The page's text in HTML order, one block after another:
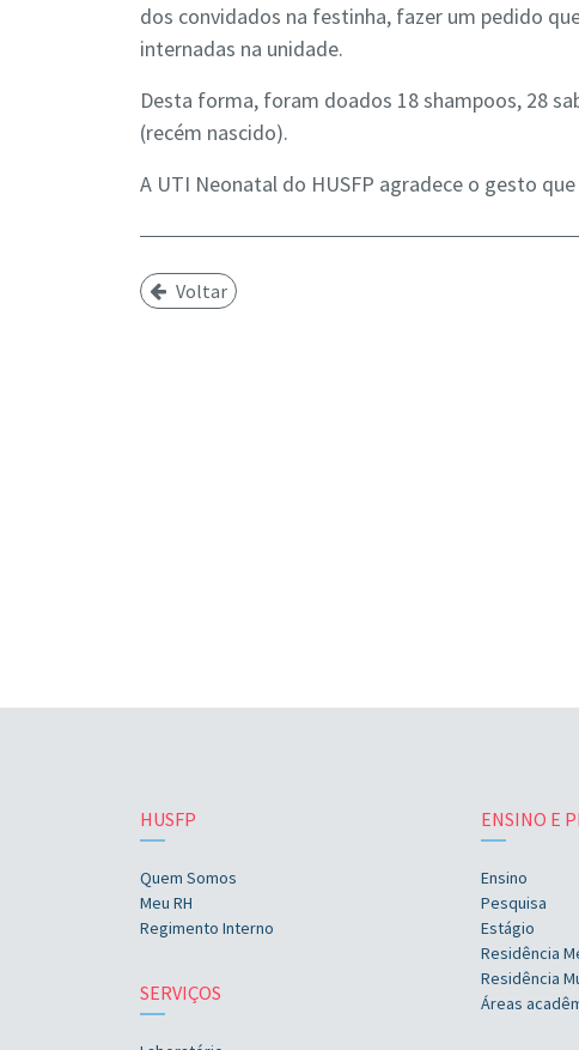
dos convidados na festinha, fazer um pedido
internadas na unidade.
Desta forma, foram doados 18 shampoos, 28
(recém nascido).
A UTI Neonatal do HUSFP agradece o gesto
Voltar
HUSFP
Quem Somos
Meu RH
Regimento Interno
SERVIÇOS
ENSINO E
Ensino
Pesquisa
Estágio
Residência
Residência
Áreas